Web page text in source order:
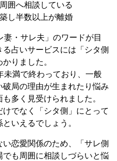
囲へ相談している
し半数以上が離婚
・サレ夫」のワードが目
占いサービスには「シタ側
りました。
未満で終わっており、一般
局の理由が生まれたり悩み
多く見受けられました。
でなく「シタ側」にとって
いえるでしょう。
い恋愛関係のため、「サレ側
でも周囲に相談しづらいと悩